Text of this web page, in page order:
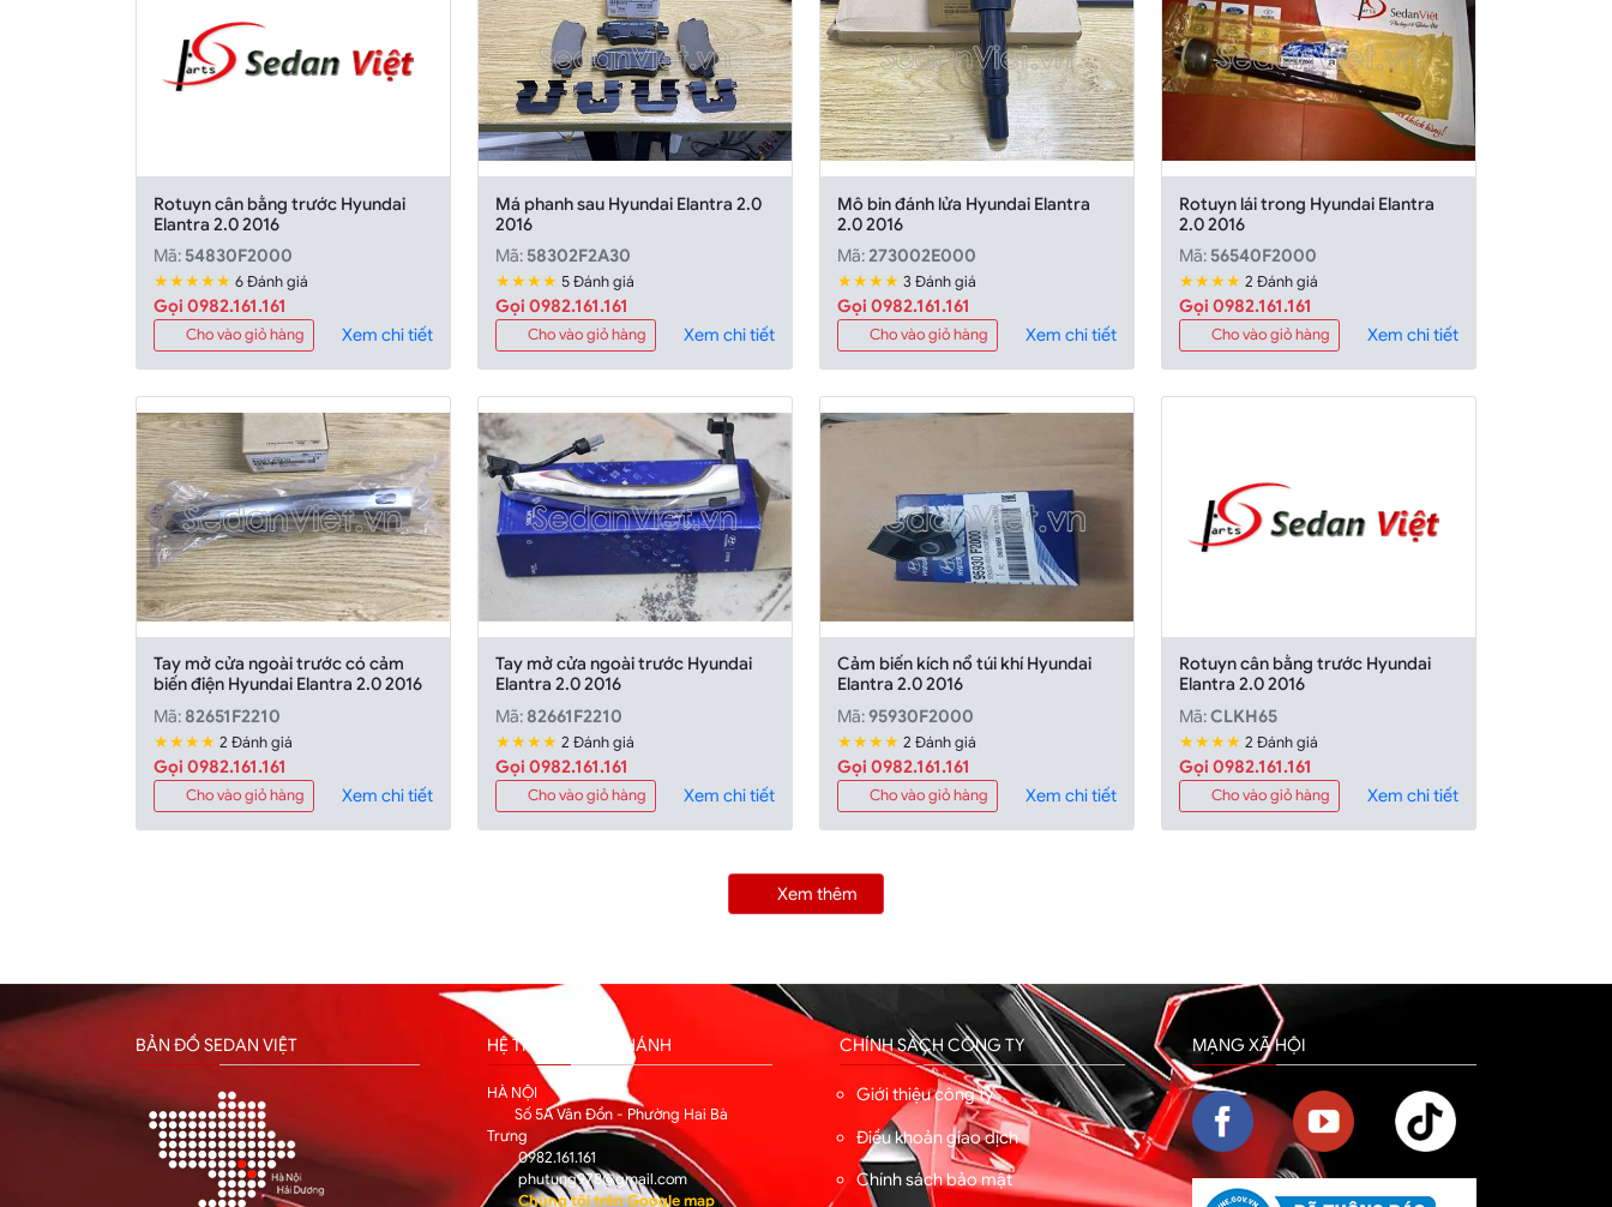
Rotuyn cân bằng trước Hyundai
Elantra 2.0 2016
Mã: 54830F2000
★★★★★ 6 Đánh giá
Gọi 0982.161.161
Cho vào giỏ hàng Xem chi tiết
Má phanh sau Hyundai Elantra 2.0
2016
Mã: 58302F2A30
★★★★ 5 Đánh giá
Gọi 0982.161.161
Cho vào giỏ hàng Xem chi tiết
Mô bin đánh lửa Hyundai Elantra
2.0 2016
Mã:273002E000
★★★★ 3 Đánh giá
Gọi 0982.161.161
Cho vào giỏ hàng Xem chi tiết
Rotuyn lái trong Hyundai Elantra
2.0 2016
Mã: 56540F2000
★★★★ 2 Đánh giá
Gọi 0982.161.161
Cho vào giỏ hàng Xem chi tiết
Tay mở cửa ngoài trước có cảm
biến điện Hyundai Elantra 2.0 2016
Mã: 82651F2210
★★★★ 2 Đánh giá
Gọi 0982.161.161
Cho vào giỏ hàng Xem chi tiết
Tay mở cửa ngoài trước Hyundai
Elantra 2.0 2016
Mã: 82661F2210
★★★★ 2 Đánh giá
Gọi 0982.161.161
Cho vào giỏ hàng Xem chi tiết
Cảm biến kích nổ túi khí Hyundai
Elantra 2.0 2016
Mã:95930F2000
★★★★ 2 Đánh giá
Gọi 0982.161.161
Cho vào giỏ hàng Xem chi tiết
Rotuyn cân bằng trước Hyundai
Elantra 2.0 2016
Mã:CLKH65
★★★★ 2 Đánh giá
Gọi 0982.161.161
Cho vào giỏ hàng Xem chi tiết
Xem thêm
BẢN ĐỒ SEDAN VIỆT HỆ THỐNG CHI NHÁNH
HÀ NỘI
Số 5A Vân Đồn - Phường Hai Bà
Trưng
0982.161.161
phutung978@gmail.com
Chúng tôi trên Google map
CHÍNH SÁCH CÔNG TY
Giới thiệu công ty
Điều khoản giao dịch
Chính sách bảo mật
MẠNG XÃ HỘI